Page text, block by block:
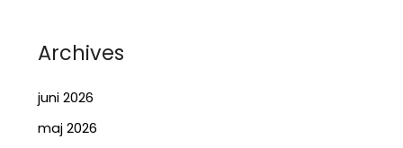
Archives
juni 2026
maj 2026